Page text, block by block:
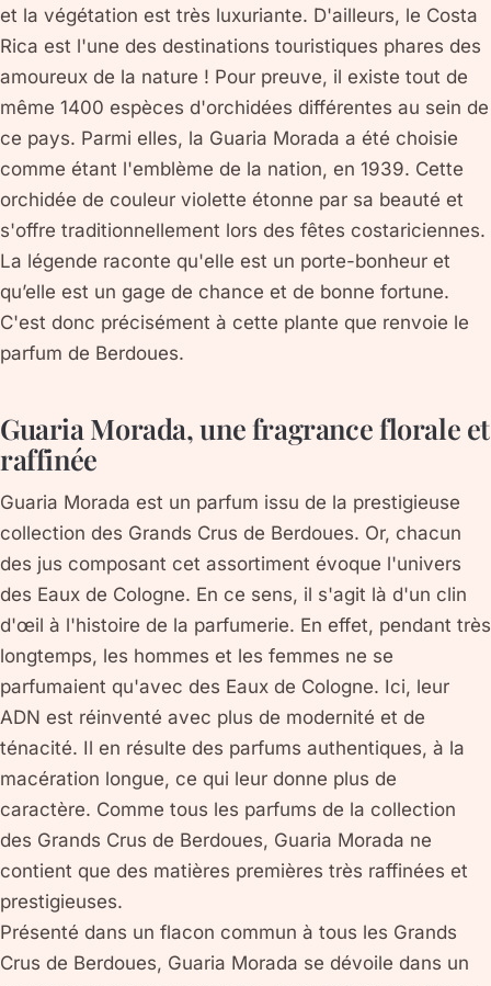
et la végétation est très luxuriante. D'ailleurs, le Costa
Rica est l'une des destinations touristiques phares des
amoureux de la nature ! Pour preuve, il existe tout de
même 1400 espèces d'orchidées différentes au sein de
ce pays. Parmi elles, la Guaria Morada a été choisie
comme étant l'emblème de la nation, en 1939. Cette
orchidée de couleur violette étonne par sa beauté et
s'offre traditionnellement lors des fêtes costariciennes.
La légende raconte qu'elle est un porte-bonheur et
qu’elle est un gage de chance et de bonne fortune.
C'est donc précisément à cette plante que renvoie le
parfum de Berdoues.
Guaria Morada, une fragrance florale et
raffinée
Guaria Morada est un parfum issu de la prestigieuse
collection des Grands Crus de Berdoues. Or, chacun
des jus composant cet assortiment évoque l'univers
des Eaux de Cologne. En ce sens, il s'agit là d'un clin
d'œil à l'histoire de la parfumerie. En effet, pendant très
longtemps, les hommes et les femmes ne se
parfumaient qu'avec des Eaux de Cologne. Ici, leur
ADN est réinventé avec plus de modernité et de
ténacité. Il en résulte des parfums authentiques, à la
macération longue, ce qui leur donne plus de
caractère. Comme tous les parfums de la collection
des Grands Crus de Berdoues, Guaria Morada ne
contient que des matières premières très raffinées et
prestigieuses.
Présenté dans un flacon commun à tous les Grands
Crus de Berdoues, Guaria Morada se dévoile dans un